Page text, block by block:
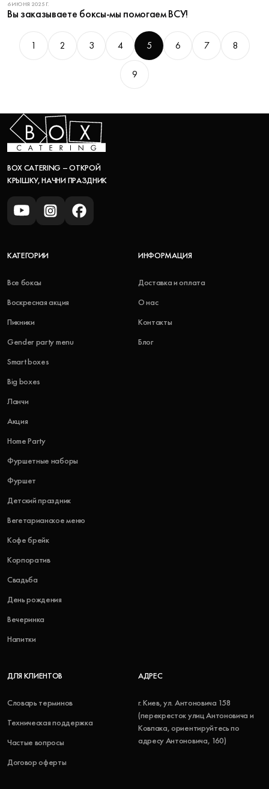
6 ИЮНЯ 2025 Г.
Вы заказываете боксы-мы помогаем ВСУ!
1 2 3 4 5 6 7 8
9
BOX CATERING – ОТКРОЙ
КРЫШКУ, НАЧНИ ПРАЗДНИК
КАТЕГОРИИ
Все боксы
Воскресная акция
Пикники
Gender party menu
Smart boxes
Big boxes
Ланчи
Акция
Home Party
Фуршетные наборы
Фуршет
Детский праздник
Вегетарианское меню
Кофе брейк
Корпоратив
Свадьба
День рождения
Вечеринка
Напитки
ИНФОРМАЦИЯ
Доставка и оплата
О нас
Контакты
Блог
ДЛЯ КЛИЕНТОВ
Словарь терминов
Техническая поддержка
Частые вопросы
Договор оферты
АДРЕС
г. Киев, ул. Антоновича 158
(перекресток улиц Антоновича и
Ковпака, ориентируйтесь по
адресу Антоновича, 160)